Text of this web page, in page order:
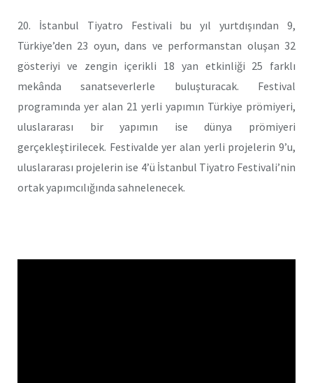
20. İstanbul Tiyatro Festivali bu yıl yurtdışından 9,
Türkiye’den 23 oyun, dans ve performanstan oluşan 32
gösteriyi ve zengin içerikli 18 yan etkinliği 25 farklı
mekânda sanatseverlerle buluşturacak. Festival
programında yer alan 21 yerli yapımın Türkiye prömiyeri,
uluslararası bir yapımın ise dünya prömiyeri
gerçekleştirilecek. Festivalde yer alan yerli projelerin 9’u,
uluslararası projelerin ise 4’ü İstanbul Tiyatro Festivali’nin
ortak yapımcılığında sahnelenecek.